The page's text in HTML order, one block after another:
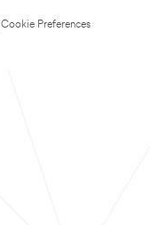
Cookie Preferences